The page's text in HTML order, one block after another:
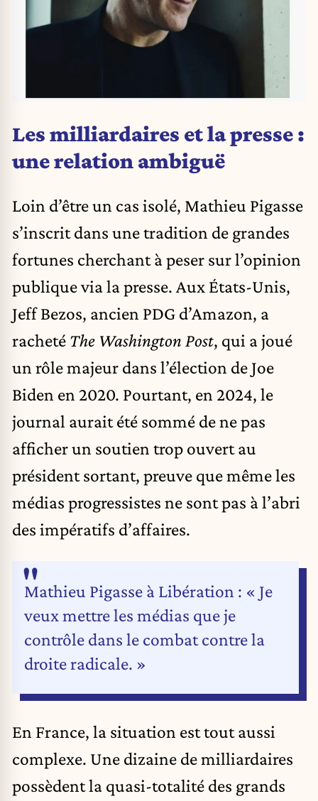
Les milliardaires et la presse :
une relation ambiguë
Loin d’être un cas isolé, Mathieu Pigasse
s’inscrit dans une tradition de grandes
fortunes cherchant à peser sur l’opinion
publique via la presse. Aux États-Unis,
Jeff Bezos, ancien PDG d’Amazon, a
racheté The Washington Post, qui a joué
un rôle majeur dans l’élection de Joe
Biden en 2020. Pourtant, en 2024, le
journal aurait été sommé de ne pas
afficherun soutien trop ouvert au
président sortant, preuve que même les
médias progressistes ne sont pas à l’abri
des impératifs d’affaires.
Mathieu Pigasse à Libération : « Je
veux mettre les médias que je
contrôle dans le combat contre la
droite radicale. »
En France, la situation est tout aussi
complexe. Une dizaine de milliardaires
possèdent la quasi-totalité des grands